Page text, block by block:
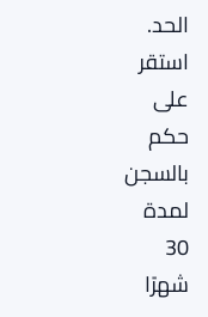
الحد.
استقر
على
حكم
بالسجن
لمدة
30
شهرًا